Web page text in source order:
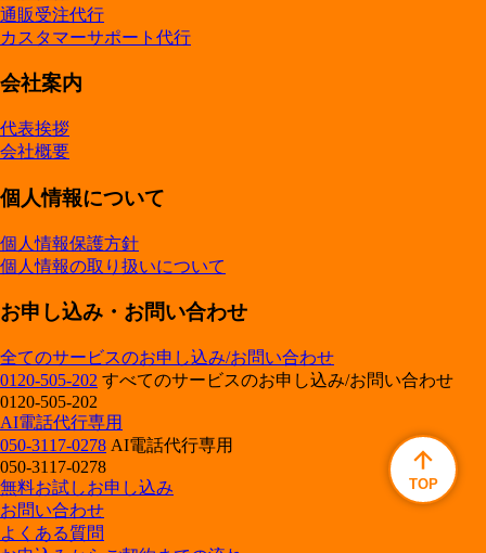
通販受注代行
カスタマーサポート代行
会社案内
代表挨拶
会社概要
個人情報について
個人情報保護方針
個人情報の取り扱いについて
お申し込み・お問い合わせ
全てのサービスのお申し込み/お問い合わせ
0120-505-202 すべてのサービスのお申し込み/お問い合わせ
0120-505-202
AI電話代行専用
050-3117-0278 AI電話代行専用
050-3117-0278
無料お試しお申し込み
お問い合わせ
よくある質問
TOP